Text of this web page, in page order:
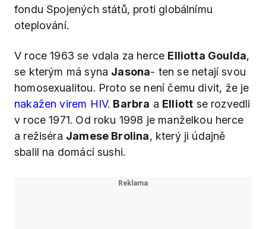
fondu Spojených států, proti globálnímu
oteplování.
V roce 1963 se vdala za herce Elliotta Goulda,
se kterým má syna Jasona- ten se netají svou
homosexualitou. Proto se není čemu divit, že je
nakažen virem HIV. Barbra a Elliott se rozvedli
v roce 1971. Od roku 1998 je manželkou herce
a režiséra Jamese Brolina, který ji údajně
sbalil na domácí sushi.